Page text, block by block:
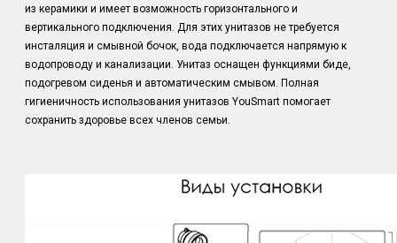
из керамики и имеет возможность горизонтального и
вертикального подключения. Для этих унитазов не требуется
инсталяция и смывной бочок, вода подключается напрямую к
водопроводу и канализации. Унитаз оснащен функциями биде,
подогревом сиденья и автоматическим смывом. Полная
гигиеничность использования унитазов YouSmart помогает
сохранить здоровье всех членов семьи.